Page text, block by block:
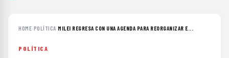
HOME›POLÍTICA›MILEI REGRESA CON UNA AGENDA PARA REORGANIZAR E...
POLÍTICA